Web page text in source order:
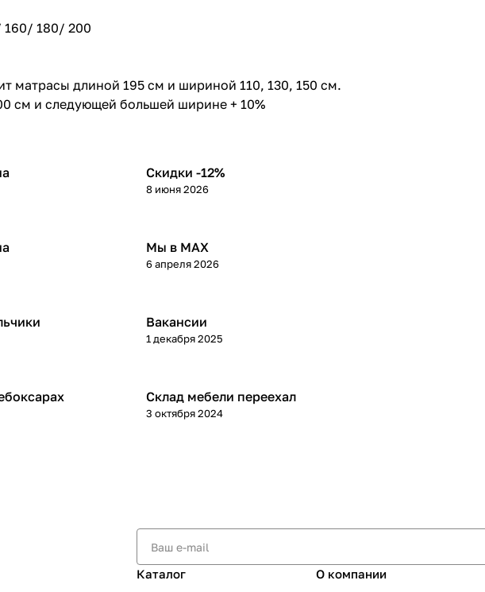
180/ 200
матрасы длиной 195 см и шириной 110, 130, 150 см.
см и следующей большей ширине + 10%
Скидки -12%
8 июня 2026
Мы в МАХ
6 апреля 2026
Вакансии
1 декабря 2025
Склад мебели переехал
3 октября 2024
Каталог О компании